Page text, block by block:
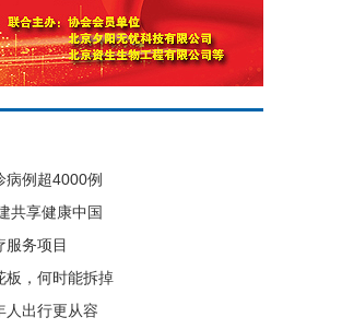
病例超4000例
共享健康中国
服务项目
板，何时能拆掉
人出行更从容